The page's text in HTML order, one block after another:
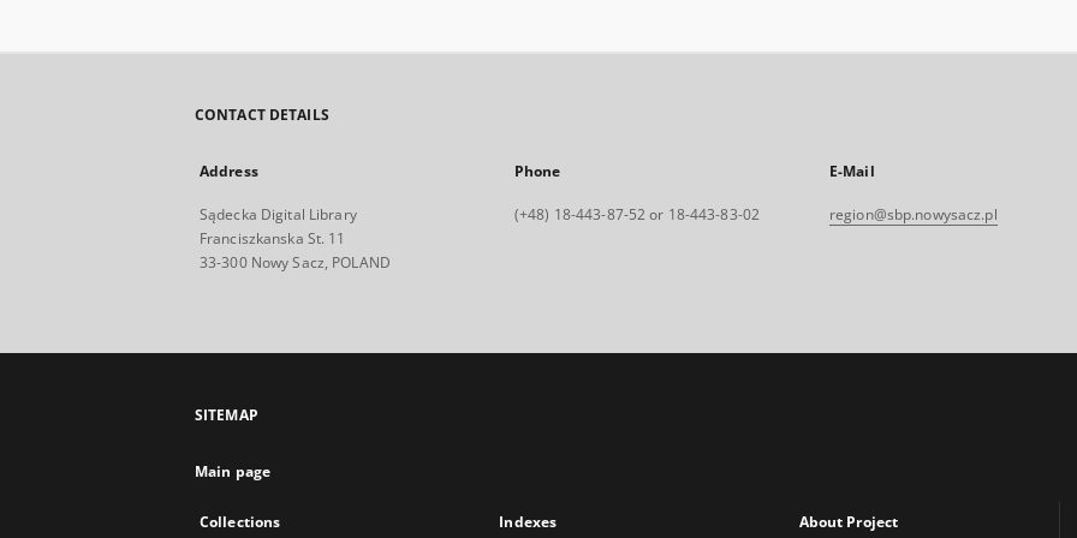
CONTACT DETAILS
Address
Sądecka Digital Library
Franciszkanska St. 11
33-300 Nowy Sacz, POLAND
Phone
(+48) 18-443-87-52 or 18-443-83-02
E-Mail
region@sbp.nowysacz.pl
SITEMAP
Main page
Collections Indexes About Project